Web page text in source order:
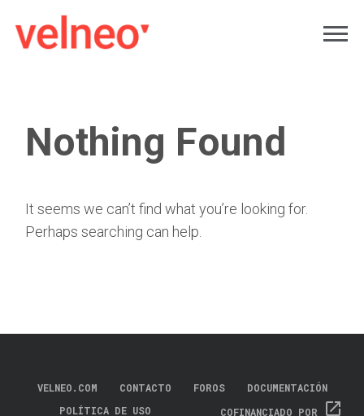
Nothing Found
It seems we can’t find what you’re looking for.
Perhaps searching can help.
VELNEO.COM CONTACTO FOROS
DOCUMENTACIÓN
POLÍTICA DE USO
COFINANCIADO POR open_in_new